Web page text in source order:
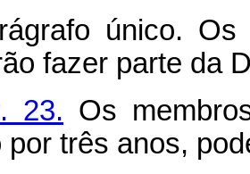
único.
fazer parte da
23. Os
por três anos,